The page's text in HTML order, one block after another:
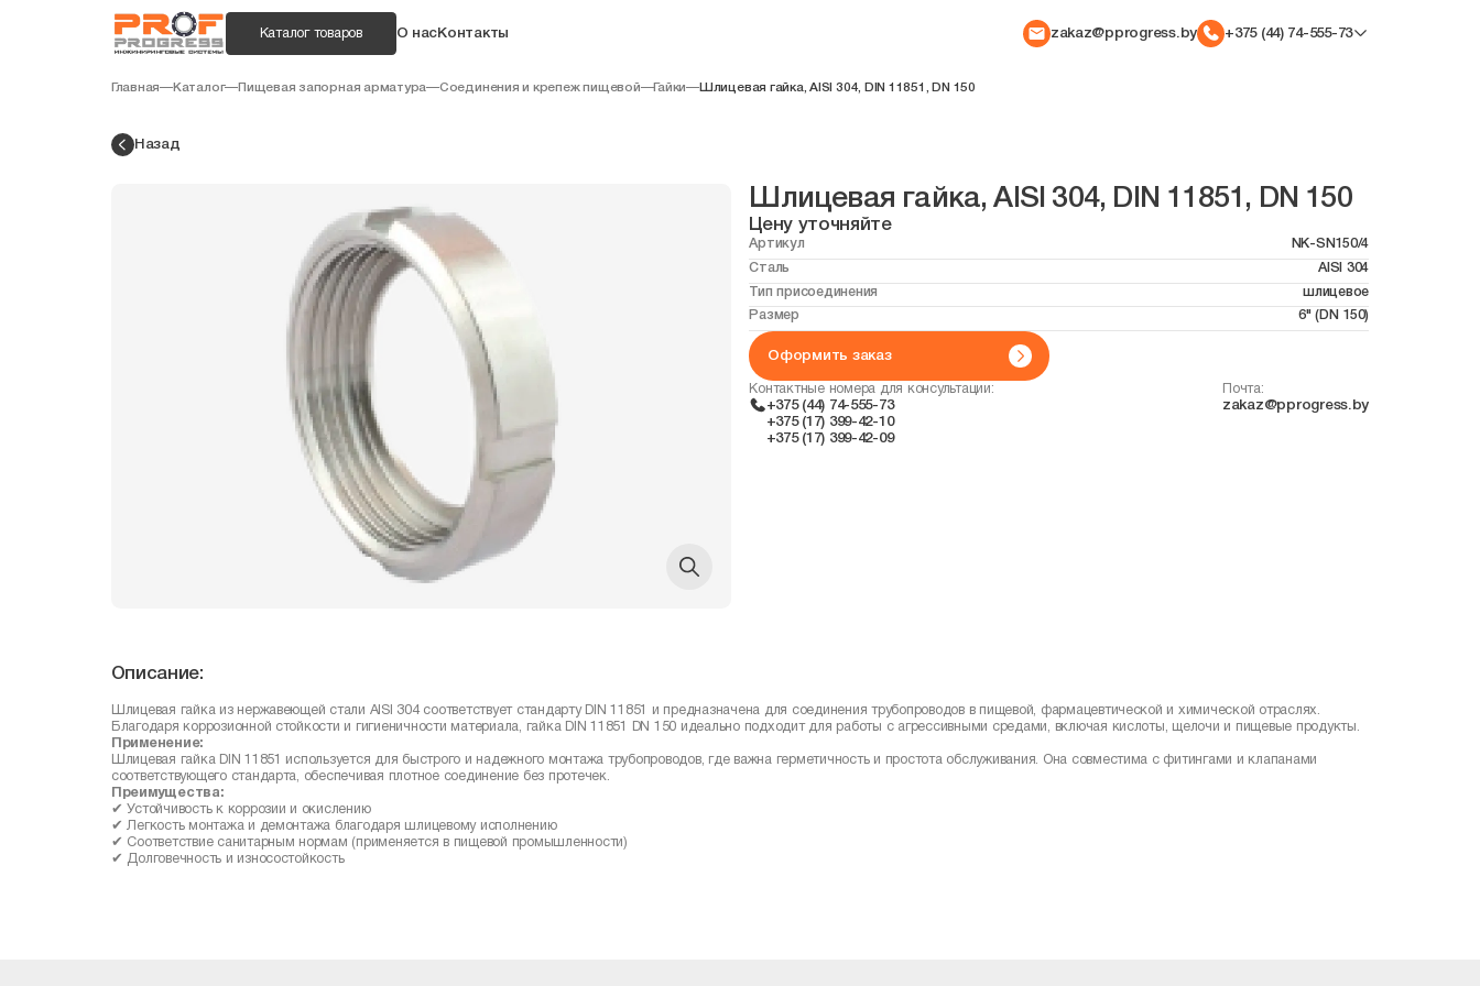
Каталог товаров О насКонтакты zakaz@pprogress.by +375 (44) 74-555-73
Главная—Каталог— Пищевая запорная арматура—Соединения и крепеж пищевой—Гайки—Шлицевая гайка, AISI 304, DIN 11851, DN 150
Назад
Шлицевая гайка, AISI 304, DIN 11851, DN 150
Цену уточняйте
Артикул
NK-SN150/4
Сталь
AISI 304
Тип присоединения
шлицевое
Размер
6" (DN 150)
Оформить заказ
Контактные номера для консультации:
+375 (44) 74-555-73
+375 (17) 399-42-10
+375 (17) 399-42-09
Почта:
zakaz@pprogress.by
Описание:
Шлицевая гайка из нержавеющей стали AISI 304 соответствует стандарту DIN 11851 и предназначена для соединения трубопроводов в пищевой, фармацевтической и химической отраслях.
Благодаря коррозионной стойкости и гигиеничности материала, гайка DIN 11851 DN 150 идеально подходит для работы с агрессивными средами, включая кислоты, щелочи и пищевые продукты.
Применение:
Шлицевая гайка DIN 11851 используется для быстрого и надежного монтажа трубопроводов, где важна герметичность и простота обслуживания. Она совместима с фитингами и клапанами
соответствующего стандарта, обеспечивая плотное соединение без протечек.
Преимущества:
✔ Устойчивость к коррозии и окислению
✔ Легкость монтажа и демонтажа благодаря шлицевому исполнению
✔ Соответствие санитарным нормам (применяется в пищевой промышленности)
✔ Долговечность и износостойкость